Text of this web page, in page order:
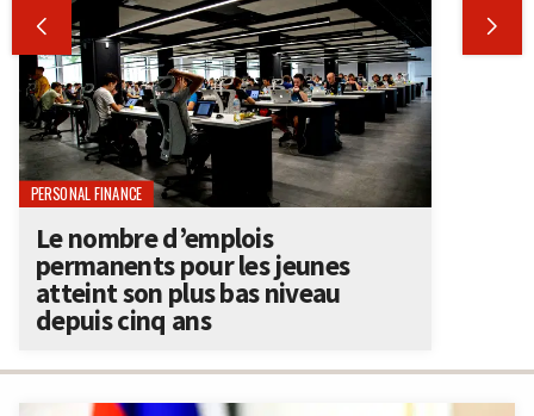
 
PERSONAL FINANCE
Le nombre d’emplois
permanents pour les jeunes
atteint son plus bas niveau
depuis cinq ans